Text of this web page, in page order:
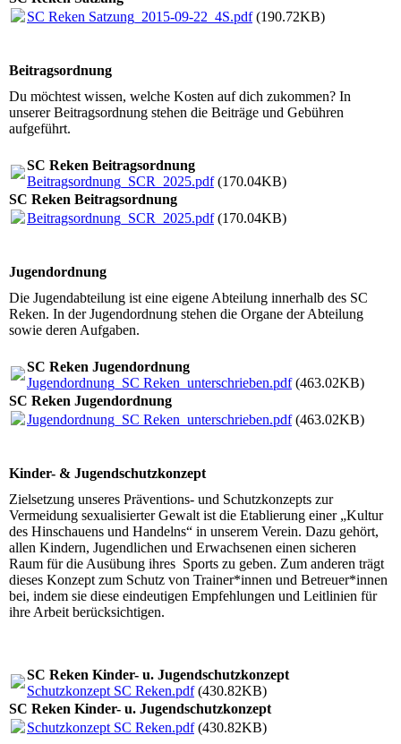
SC Reken Satzung_2015-09-22_4S.pdf(190.72KB)
Beitragsordnung
Du möchtest wissen, welche Kosten auf dich zukommen? In
unserer Beitragsordnung stehen die Beiträge und Gebühren
aufgeführt.
SC Reken Beitragsordnung
Beitragsordnung_SCR_2025.pdf(170.04KB)
SC Reken Beitragsordnung
Beitragsordnung_SCR_2025.pdf(170.04KB)
Jugendordnung
Die Jugendabteilung ist eine eigene Abteilung innerhalb des SC
Reken. In der Jugendordnung stehen die Organe der Abteilung
sowie deren Aufgaben.
SC Reken Jugendordnung
Jugendordnung_SC Reken_unterschrieben.pdf(463.02KB)
SC Reken Jugendordnung
Jugendordnung_SC Reken_unterschrieben.pdf(463.02KB)
Kinder- & Jugendschutzkonzept
Zielsetzung unseres Präventions- und Schutzkonzepts zur
Vermeidung sexualisierter Gewalt ist die Etablierung einer „Kultur
des Hinschauens und Handelns“ in unserem Verein. Dazu gehört,
allen Kindern, Jugendlichen und Erwachsenen einen sicheren
Raum für die Ausübung ihres Sports zu geben. Zum anderen trägt
dieses Konzept zum Schutz von Trainer*innen und Betreuer*innen
bei, indem sie diese eindeutigen Empfehlungen und Leitlinien für
ihre Arbeit berücksichtigen.
SC Reken Kinder- u. Jugendschutzkonzept
Schutzkonzept SC Reken.pdf(430.82KB)
SC Reken Kinder- u. Jugendschutzkonzept
Schutzkonzept SC Reken.pdf(430.82KB)